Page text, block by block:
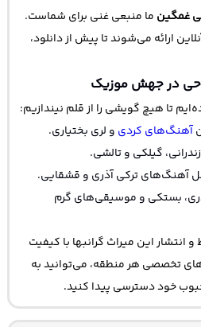
غمگین ما منبعی غنی برای شماست.
ارائه می‌شوند تا پیش از دانلود،
در جهش موزیک
تا هیچ گویشی را از قلم نیندازیم:
آهنگ‌های کردی و لری بختیاری.
گیلکی و تالشی.
آهنگ‌های ترکی آذری و قشقایی.
بستکی و موسیقی‌های گرم
این میراث گرانبها با کیفیت
تخصصی هر منطقه، می‌توانید به
خود دسترسی پیدا کنید.